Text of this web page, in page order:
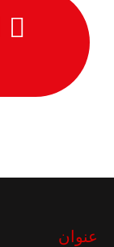
عنوان